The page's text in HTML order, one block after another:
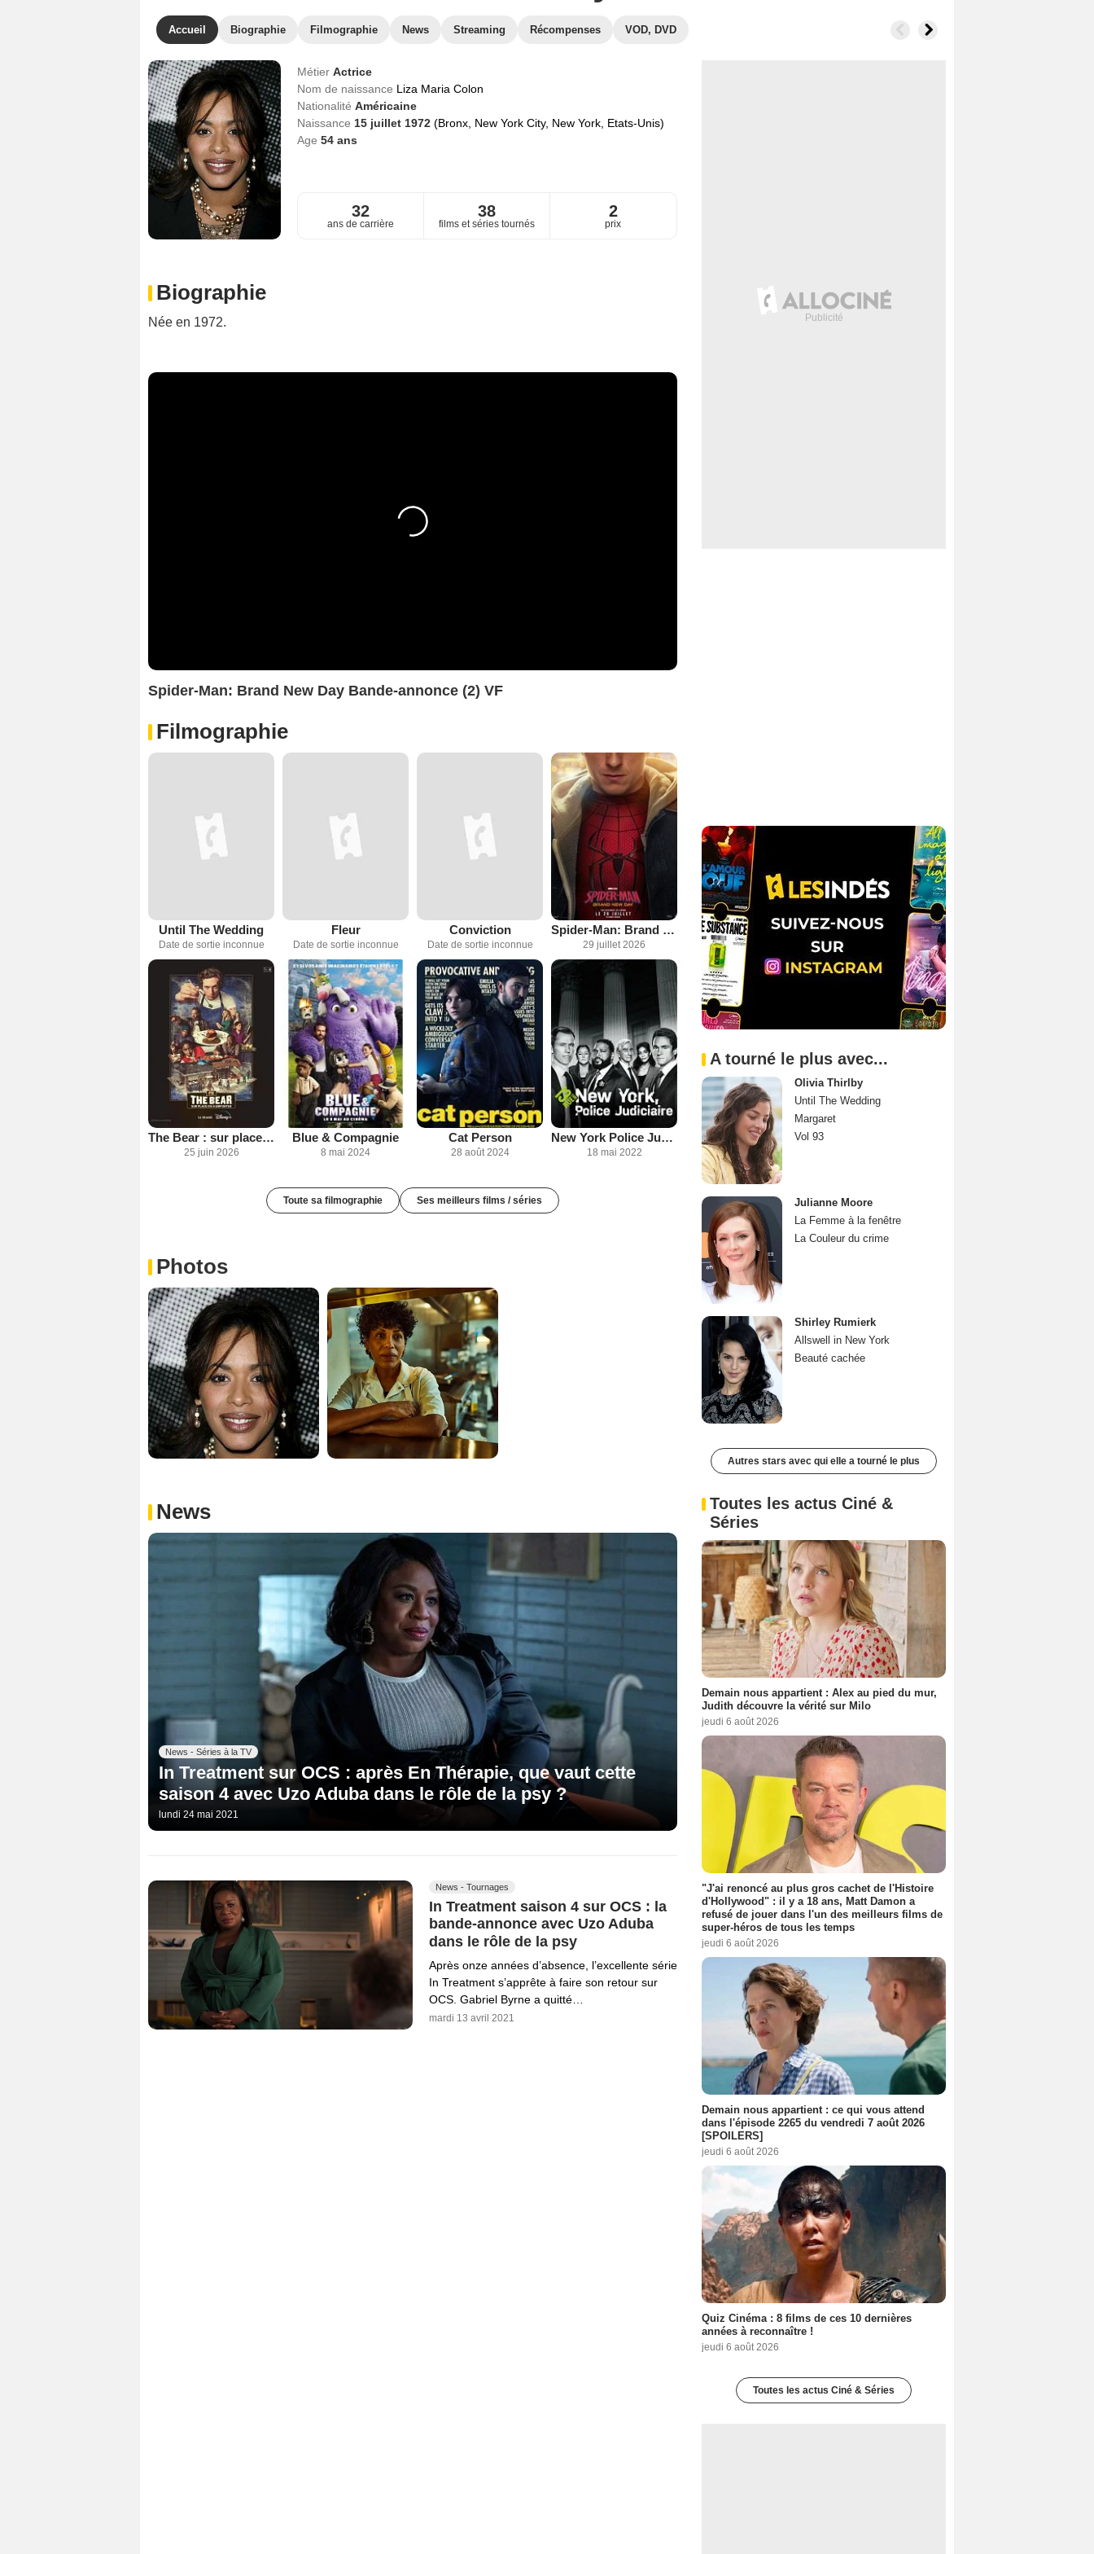
Accueil Biographie Filmographie News Streaming Récompenses VOD, DVD
Métier Actrice
Nom de naissance Liza Maria Colon
Nationalité Américaine
Naissance 15 juillet 1972 (Bronx, New York City, New York, Etats-Unis)
Age 54ans
32
ans de carrière
38
films et séries tournés
2
prix
Biographie
Née en 1972.
Spider-Man: Brand New Day Bande-annonce (2) VF
Filmographie
Until The Wedding
Date de sortie inconnue
Fleur
Date de sortie inconnue
Conviction
Date de sortie inconnue
Spider-Man: Brand New Day
29 juillet 2026
The Bear : sur place ou à emporter
25 juin 2026
Blue & Compagnie
8 mai 2024
Cat Person
28 août 2024
New York Police Judiciaire
18 mai 2022
Toute sa filmographie Ses meilleurs films / séries
Photos
News
News - Séries à la TV
In Treatment sur OCS : après En Thérapie, que vaut cette
saison 4 avec Uzo Aduba dans le rôle de la psy ?
lundi 24 mai 2021
News - Tournages
In Treatment saison 4 sur OCS : la
bande-annonce avec Uzo Aduba
dans le rôle de la psy
Après onze années d’absence, l’excellente série
In Treatment s’apprête à faire son retour sur
OCS. Gabriel Byrne a quitté…
mardi 13 avril 2021
A tourné le plus avec...
Olivia Thirlby
Until The Wedding
Margaret
Vol 93
Julianne Moore
La Femme à la fenêtre
La Couleur du crime
Shirley Rumierk
Allswell in New York
Beauté cachée
Autres stars avec qui elle a tourné le plus
Toutes les actus Ciné &
Séries
Demain nous appartient : Alex au pied du mur,
Judith découvre la vérité sur Milo
jeudi 6 août 2026
"J'ai renoncé au plus gros cachet de l'Histoire
d'Hollywood" : il y a 18 ans, Matt Damon a
refusé de jouer dans l'un des meilleurs films de
super-héros de tous les temps
jeudi 6 août 2026
Demain nous appartient : ce qui vous attend
dans l'épisode 2265 du vendredi 7 août 2026
[SPOILERS]
jeudi 6 août 2026
Quiz Cinéma : 8 films de ces 10 dernières
années à reconnaître !
jeudi 6 août 2026
Toutes les actus Ciné & Séries